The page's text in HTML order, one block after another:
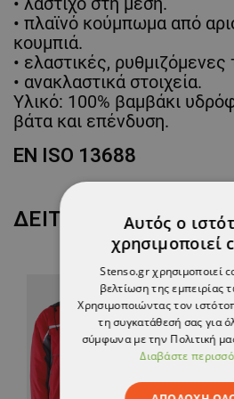
• πλαϊνό κούμπωμα από
κουμπιά.
• ελαστικές, ρυθμιζόμενες
• ανακλαστικά στοιχεία.
Υλικό: 100% βαμβάκι
βάτα και επένδυση.
EN ISO 13688
ΔΕΊΤΕ ΠΕΡΙΣΣΌΤΕΡΑ
Αυτός ο
χρησιμοποιεί
Stenso.gr χρησιμοποιεί
βελτίωση της εμπειρίας
Χρησιμοποιώντας τον
τη συγκατάθεσή σας για
σύμφωνα με την Πολιτική
Διαβάστε